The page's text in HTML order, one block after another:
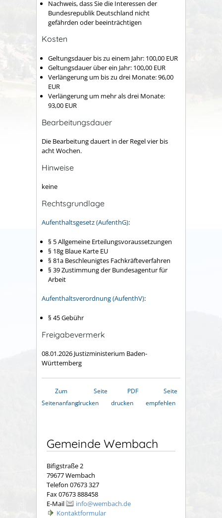
Nachweis, dass Sie die Interessen der
Bundesrepublik Deutschland nicht
gefährden oder beeinträchtigen
Kosten
Geltungsdauer bis zu einem Jahr: 100,00 EUR
Geltungsdauer über ein Jahr: 100,00 EUR
Verlängerung um bis zu drei Monate: 96,00
EUR
Verlängerung um mehr als drei Monate:
93,00 EUR
Bearbeitungsdauer
Die Bearbeitung dauert in der Regel vier bis
acht Wochen.
Hinweise
keine
Rechtsgrundlage
Aufenthaltsgesetz (AufenthG):
§ 5 Allgemeine Erteilungsvoraussetzungen
§ 18g Blaue Karte EU
§ 81a Beschleunigtes Fachkräfteverfahren
§ 39 Zustimmung der Bundesagentur für
Arbeit
Aufenthaltsverordnung (AufenthV):
§ 45 Gebühr
Freigabevermerk
08.01.2026 Justizministerium Baden-
Württemberg
Zum
Seitenanfang
Seite
drucken
PDF
drucken
Seite
empfehlen
Gemeinde Wembach
Bifigstraße 2
79677 Wembach
Telefon 07673 327
Fax 07673 888458
E-Mail
info@wembach.de
Kontaktformular